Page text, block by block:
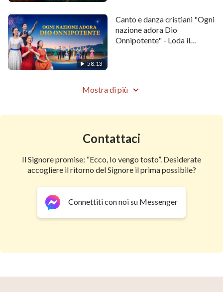
58:13
Canto e danza cristiani "Ogni
nazione adora Dio
Onnipotente" - Loda il
Mostra di più
Contattaci
Il Signore promise: “Ecco, Io vengo tosto”. Desiderate
accogliere il ritorno del Signore il prima possibile?
Connettiti con noi su Messenger